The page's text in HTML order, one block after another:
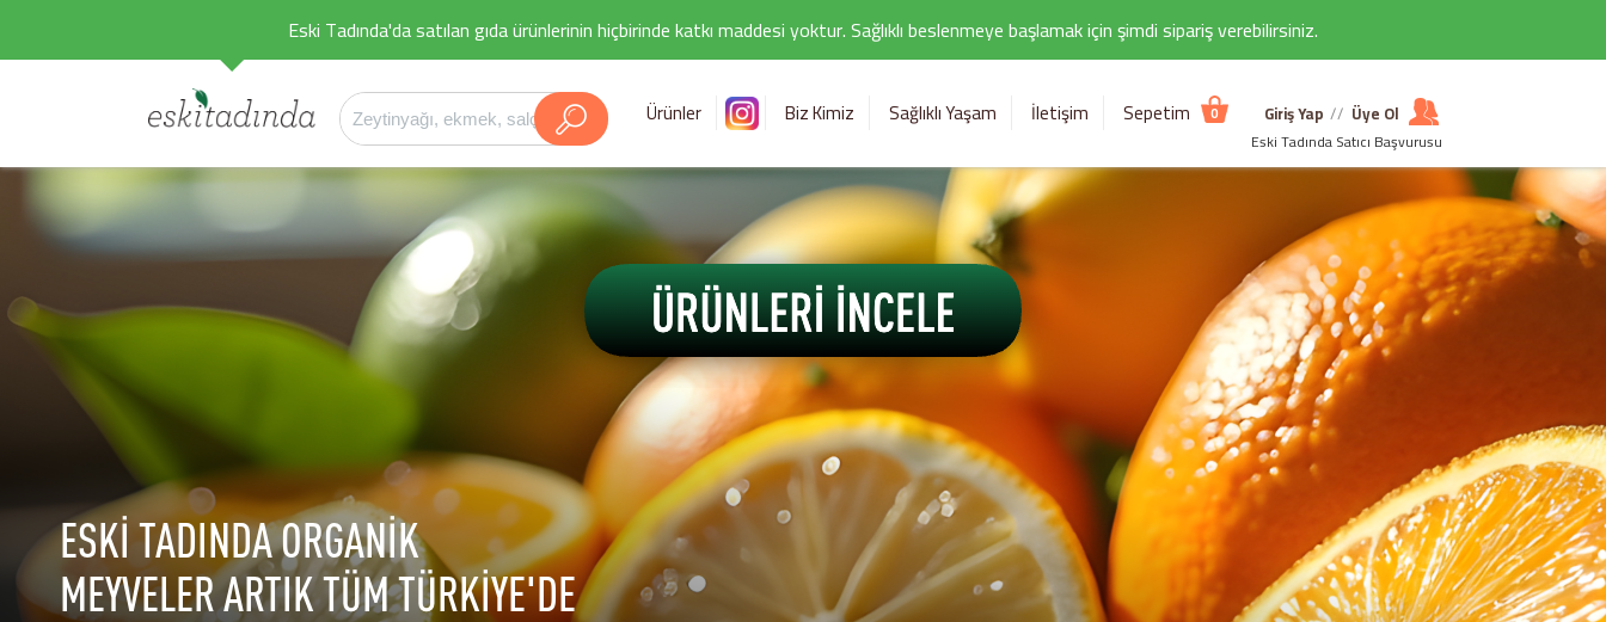
Eski Tadında'da satılan gıda ürünlerinin hiçbirinde katkı maddesi yoktur. Sağlıklı beslenmeye başlamak için şimdi sipariş verebilirsiniz.
Ürünler Biz Kimiz Sağlıklı Yaşam İletişim Sepetim 0 Giriş Yap // Üye Ol
Eski Tadında Satıcı Başvurusu
ESKİ TADINDA ORGANİK
MEYVELER ARTIK TÜM TÜRKİYE'DE